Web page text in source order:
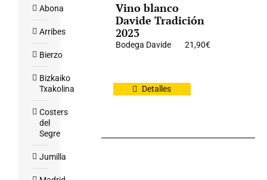
Vino blanco
Davide Tradición
2023
Bodega Davide 21,90€
Detalles
Abona
Arribes
Bierzo
Bizkaiko
Txakolina
Costers
del
Segre
Jumilla